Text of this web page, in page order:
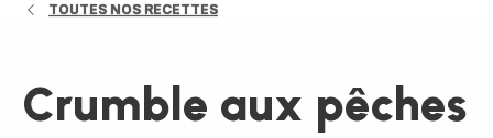
TOUTES NOS RECETTES
Crumble aux pêches